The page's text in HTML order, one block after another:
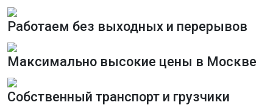
Работаем без выходных и перерывов
Максимально высокие цены в Москве
Собственный транспорт и грузчики